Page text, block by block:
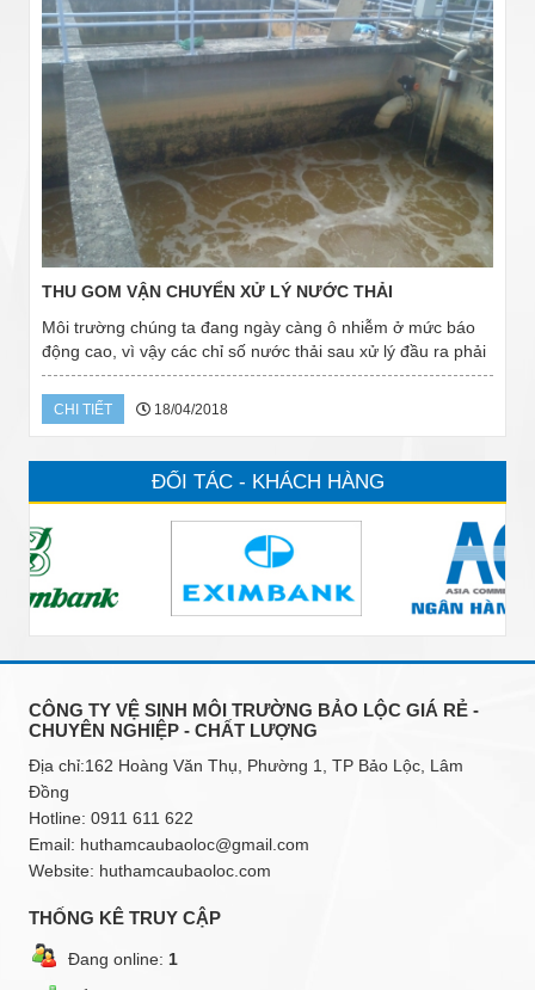
THU GOM VẬN CHUYỂN XỬ LÝ NƯỚC THẢI
Môi trường chúng ta đang ngày càng ô nhiễm ở mức báo
động cao, vì vậy các chỉ số nước thải sau xử lý đầu ra phải
đáp ứng theo 80/2014/NĐ-CP, theo QCVN 40:2011/BTNMT.
Đồng thời nếu doanh nghiệp đầu tư...
CHI TIẾT 18/04/2018
ĐỐI TÁC - KHÁCH HÀNG
CÔNG TY VỆ SINH MÔI TRƯỜNG BẢO LỘC GIÁ RẺ -
CHUYÊN NGHIỆP - CHẤT LƯỢNG
Địa chỉ:162 Hoàng Văn Thụ, Phường 1, TP Bảo Lộc, Lâm
Đồng
Hotline: 0911 611 622
Email: huthamcaubaoloc@gmail.com
Website: huthamcaubaoloc.com
THỐNG KÊ TRUY CẬP
Đang online: 1